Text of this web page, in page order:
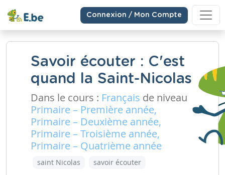
Connexion / Mon Compte
Savoir écouter : C'est
quand la Saint-Nicolas
Dans le cours : Français de niveau
Primaire – Première année,
Primaire – Deuxième année,
Primaire – Troisième année,
Primaire – Quatrième année
saint Nicolas
savoir écouter